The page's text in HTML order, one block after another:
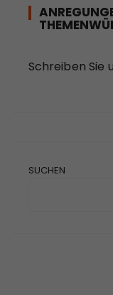
Schreiben Sie
SUCHEN